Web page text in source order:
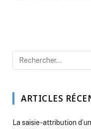
ARTICLES
La saisie-attribution